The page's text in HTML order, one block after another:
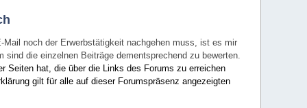
noch der Erwerbstätigkeit nachgehen muss, ist es mir
die einzelnen Beiträge dementsprechend zu bewerten.
Seiten hat, die über die Links des Forums zu erreichen
gilt für alle auf dieser Forumspräsenz angezeigten